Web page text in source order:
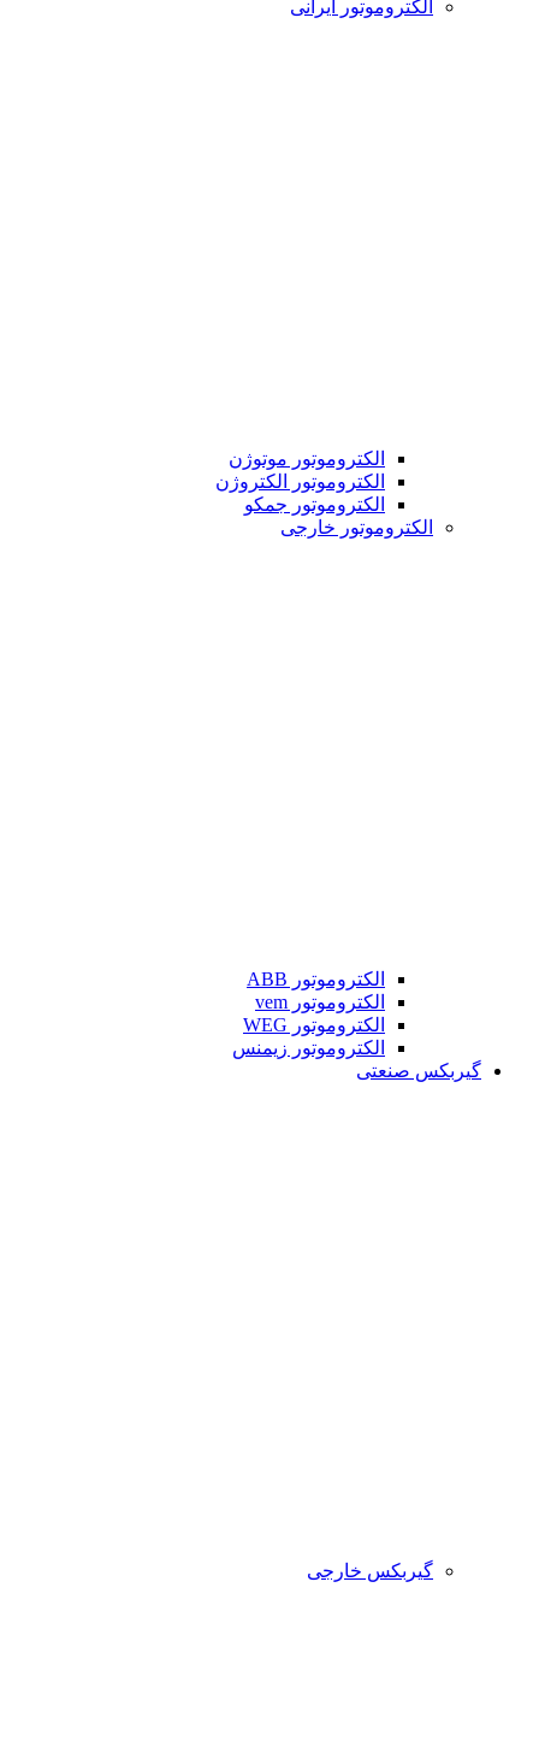
الکتروموتور ایرانی
الکتروموتور موتوژن
الکتروموتور الکتروژن
الکتروموتور جمکو
الکتروموتور خارجی
الکتروموتور ABB
الکتروموتور vem
الکتروموتور WEG
الکتروموتور زیمنس
گیربکس صنعتی
گیربکس خارجی